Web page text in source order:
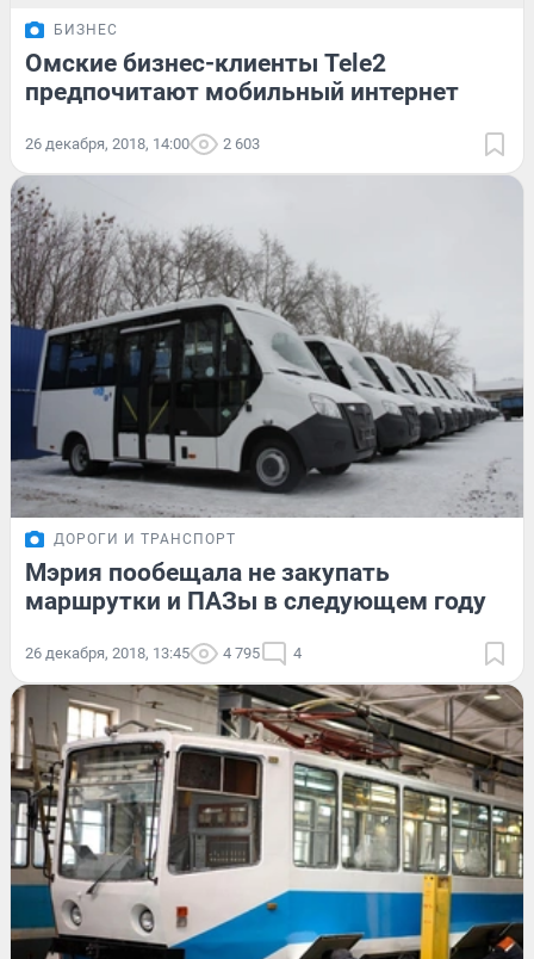
БИЗНЕС
Омские бизнес-клиенты Tele2
предпочитают мобильный интернет
26 декабря, 2018, 14:00 2 603
ДОРОГИ И ТРАНСПОРТ
Мэрия пообещала не закупать
маршрутки и ПАЗы в следующем году
26 декабря, 2018, 13:45 4 795 4